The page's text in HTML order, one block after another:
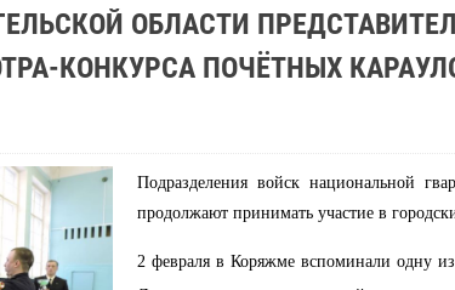
ОБЛАСТИ
КОНКУРСА ПОЧЁТНЫХ
Подразделения войск национальной
продолжают принимать участие в
2 февраля в Коряжме вспоминали одну